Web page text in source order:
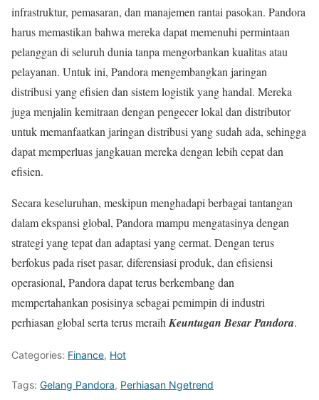
infrastruktur, pemasaran, dan manajemen rantai pasokan. Pandora
harus memastikan bahwa mereka dapat memenuhi permintaan
pelanggan di seluruh dunia tanpa mengorbankan kualitas atau
pelayanan. Untuk ini, Pandora mengembangkan jaringan
distribusi yang efisien dan sistem logistik yang handal. Mereka
juga menjalin kemitraan dengan pengecer lokal dan distributor
untuk memanfaatkan jaringan distribusi yang sudah ada, sehingga
dapat memperluas jangkauan mereka dengan lebih cepat dan
efisien.
Secara keseluruhan, meskipun menghadapi berbagai tantangan
dalam ekspansi global, Pandora mampu mengatasinya dengan
strategi yang tepat dan adaptasi yang cermat. Dengan terus
berfokus pada riset pasar, diferensiasi produk, dan efisiensi
operasional, Pandora dapat terus berkembang dan
mempertahankan posisinya sebagai pemimpin di industri
perhiasan global serta terus meraih Keuntugan Besar Pandora.
Categories: Finance, Hot
Tags: Gelang Pandora, Perhiasan Ngetrend